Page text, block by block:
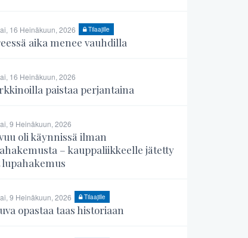
16 Heinäkuun, 2026 Tilaajille
aika menee vauhdilla
16 Heinäkuun, 2026
paistaa perjantaina
9 Heinäkuun, 2026
oli käynnissä ilman
– kauppaliikkeelle jätetty
9 Heinäkuun, 2026 Tilaajille
opastaa taas historiaan